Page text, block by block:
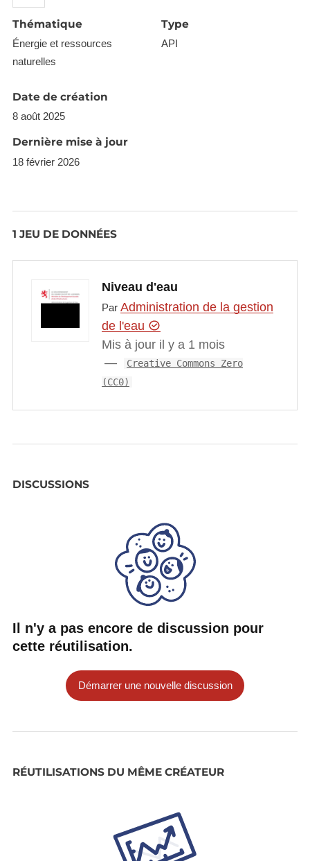
Thématique
Énergie et ressources
naturelles
Type
API
Date de création
8 août 2025
Dernière mise à jour
18 février 2026
1 JEU DE DONNÉES
Niveau d'eau
Par Administration de la gestion
de l'eau
Mis à jour il y a 1 mois
Creative Commons Zero
(CC0)
DISCUSSIONS
Il n'y a pas encore de discussion pour
cette réutilisation.
Démarrer une nouvelle discussion
RÉUTILISATIONS DU MÊME CRÉATEUR